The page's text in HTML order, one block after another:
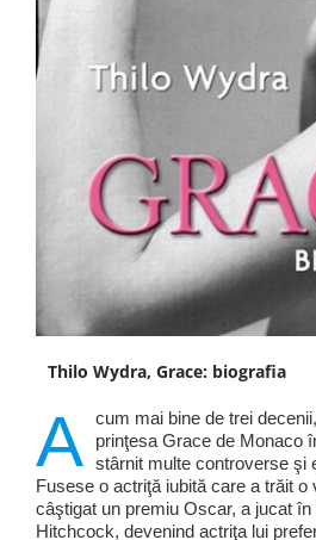
Thilo Wydra, Grace: biografia
A cum mai bine de trei
prinţesa Grace de Monaco
stârnit multe controverse şi
Fusese o actriţă iubită care a trăit o
câştigat un premiu Oscar, a jucat
Hitchcock, devenind actriţa lui